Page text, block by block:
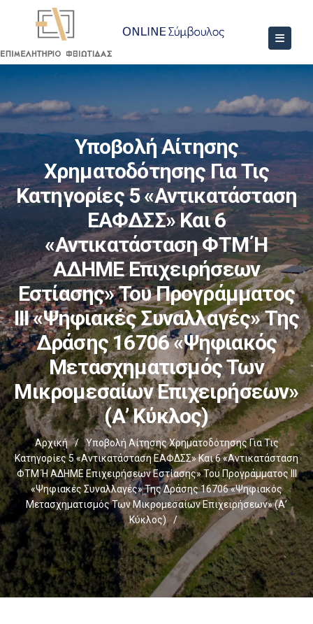
Υποβολή Αίτησης
Χρηματοδότησης Για Τις
Κατηγορίες 5 «Αντικατάσταση
ΕΑΦΔΣΣ» Και 6
«Αντικατάσταση ΦΤΜ Ή
ΑΔΗΜΕ Επιχειρήσεων
Εστίασης» Του Προγράμματος
ΙΙΙ «Ψηφιακές Συναλλαγές» Της
Δράσης 16706 «Ψηφιακός
Μετασχηματισμός Των
Μικρομεσαίων Επιχειρήσεων»
(Α’ Κύκλος)
Αρχική /
Υποβολή Αίτησης Χρηματοδότησης Για Τις
Κατηγορίες 5 «Αντικατάσταση ΕΑΦΔΣΣ» Και 6 «Αντικατάσταση
ΦΤΜ Ή ΑΔΗΜΕ Επιχειρήσεων Εστίασης» Του Προγράμματος ΙΙΙ
«Ψηφιακές Συναλλαγές» Της Δράσης 16706 «Ψηφιακός
Μετασχηματισμός Των Μικρομεσαίων Επιχειρήσεων» (Α’
Κύκλος)
/